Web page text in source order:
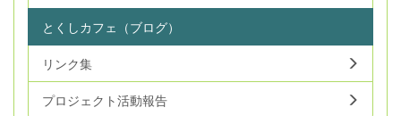
とくしカフェ（ブログ）
リンク集
プロジェクト活動報告